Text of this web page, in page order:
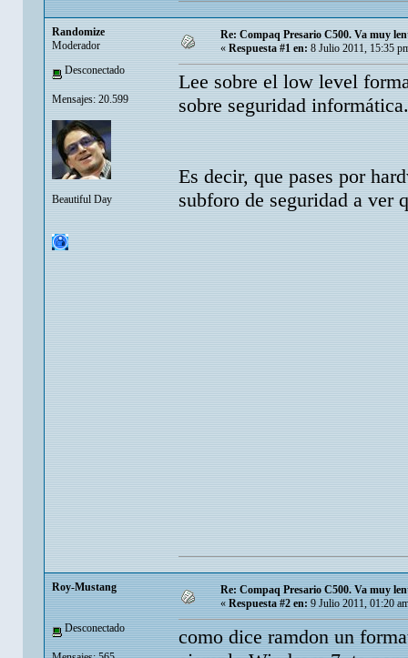
Randomize
Moderador
Desconectado
Mensajes: 20.599
Beautiful Day
Re: Compaq Presario C500. Va muy
« Respuesta #1 en: 8 Julio 2011, 15:35
Lee sobre el low level
sobre seguridad informática.
Es decir, que pases por
subforo de seguridad a
Roy-Mustang
Desconectado
Re: Compaq Presario C500. Va muy
«Respuesta #2 en:9 Julio 2011, 01:20
como dice ramdon un